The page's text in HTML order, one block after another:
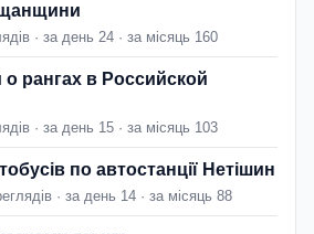
· за день 24 · за місяць 160
рангах в Российской
· за день 15 · за місяць 103
по автостанції Нетішин
· за день 14 · за місяць 88